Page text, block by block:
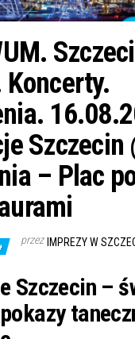
Koncerty.
Szczecin
– Plac
przez IMPREZY W
Szczecin –